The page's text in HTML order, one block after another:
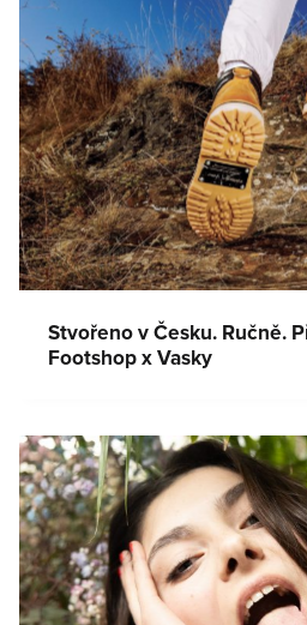
Stvořeno v Česku. Ručně.
Footshop x Vasky